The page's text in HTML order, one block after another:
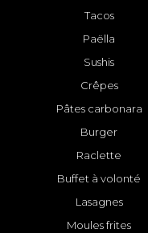
Tacos
Paëlla
Sushis
Crêpes
Pâtes carbonara
Burger
Raclette
Buffet à volonté
Lasagnes
Moules frites